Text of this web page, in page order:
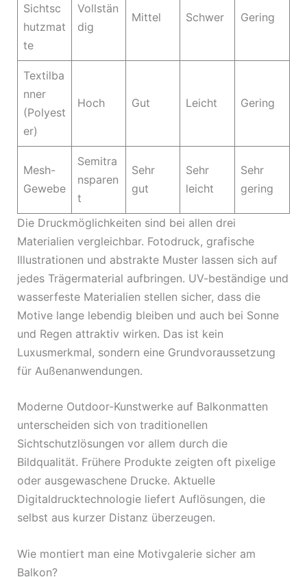
Sichtsc
hutzmat
te
Vollstän
dig
Mittel Schwer Gering
Textilba
nner
(Polyest
er)
Hoch Gut Leicht Gering
Mesh-
Gewebe
Semitra
nsparen
t
Sehr
gut
Sehr
leicht
Sehr
gering
Die Druckmöglichkeiten sind bei allen drei
Materialien vergleichbar. Fotodruck, grafische
Illustrationen und abstrakte Muster lassen sich auf
jedes Trägermaterial aufbringen. UV-beständige und
wasserfeste Materialien stellen sicher, dass die
Motive lange lebendig bleiben und auch bei Sonne
und Regen attraktiv wirken. Das ist kein
Luxusmerkmal, sondern eine Grundvoraussetzung
für Außenanwendungen.
Moderne Outdoor-Kunstwerke auf Balkonmatten
unterscheiden sich von traditionellen
Sichtschutzlösungen vor allem durch die
Bildqualität. Frühere Produkte zeigten oft pixelige
oder ausgewaschene Drucke. Aktuelle
Digitaldrucktechnologie liefert Auflösungen, die
selbst aus kurzer Distanz überzeugen.
Wie montiert man eine Motivgalerie sicher am
Balkon?